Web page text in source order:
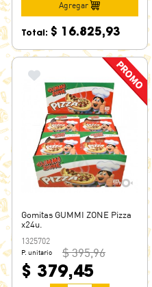
Agregar
Total: $ 16.825,93
Gomitas GUMMI ZONE Pizza
x24u.
1325702
P. unitario $ 395,96
$ 379,45